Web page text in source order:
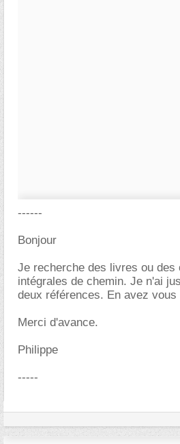
------
Bonjour
Je recherche des livres ou des
intégrales de chemin. Je n'ai
deux références. En avez vous
Merci d'avance.
Philippe
-----